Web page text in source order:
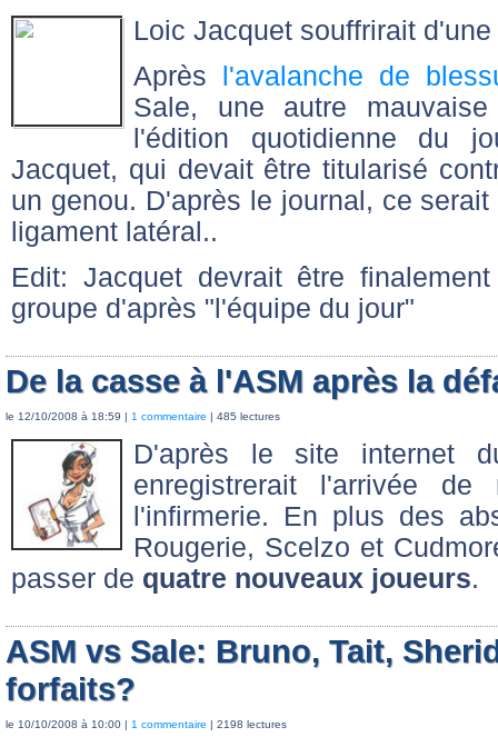
Loic Jacquet souffrirait
Après
l'avalanche de
Sale, une autre
l'édition quotidienne du
Jacquet, qui devait être titularisé
un genou. D'après le journal, ce
ligament latéral..
Edit: Jacquet devrait être
groupe d'après "l'équipe du jour"
De la casse à l'ASM après la
le 12/10/2008 à 18:59 | 1 commentaire | 485 lectures
D'après le site internet
enregistrerait l'arrivée de
l'infirmerie. En plus des
Rougerie, Scelzo et
passer de quatre nouveaux joueurs.
ASM vs Sale: Bruno, Tait,
forfaits?
le 10/10/2008 à 10:00 | 1 commentaire | 2198 lectures